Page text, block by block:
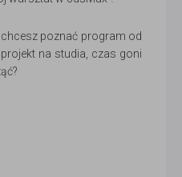
poznać program od
na studia, czas goni